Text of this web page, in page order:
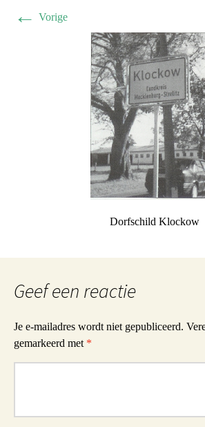
← Vorige
Dorfschild Klockow
Geef een reactie
Je e-mailadres wordt niet gepubliceerd.
gemarkeerd met *